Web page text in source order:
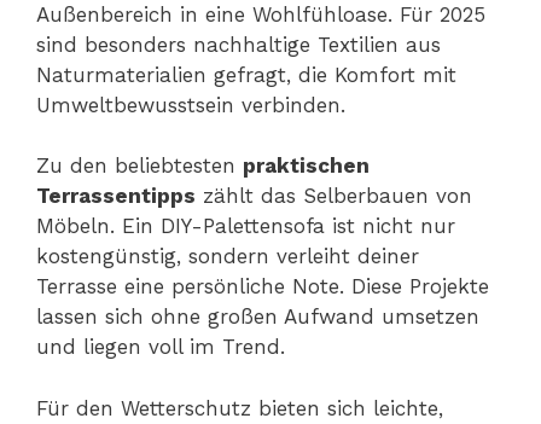
Außenbereich in eine Wohlfühloase. Für 2025
sind besonders nachhaltige Textilien aus
Naturmaterialien gefragt, die Komfort mit
Umweltbewusstsein verbinden.
Zu den beliebtesten praktischen
Terrassentipps zählt das Selberbauen von
Möbeln. Ein DIY-Palettensofa ist nicht nur
kostengünstig, sondern verleiht deiner
Terrasse eine persönliche Note. Diese Projekte
lassen sich ohne großen Aufwand umsetzen
und liegen voll im Trend.
Für den Wetterschutz bieten sich leichte,